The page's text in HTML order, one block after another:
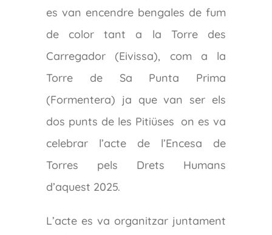
es van encendre bengales de fum
de color tant a la Torre des
Carregador (Eivissa), com a la
Torre de Sa Punta Prima
(Formentera) ja que van ser els
dos punts de les Pitiüses on es va
celebrar l’acte de l’Encesa de
Torres pels Drets Humans
d’aquest 2025.
L’acte es va organitzar juntament